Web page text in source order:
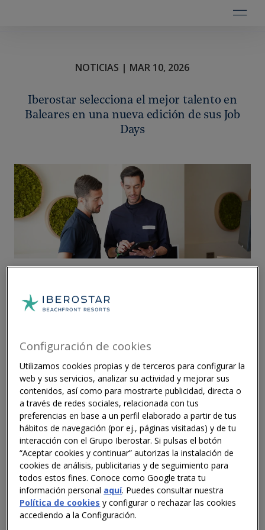
NOTICIAS | MAR 10, 2026
Iberostar selecciona el mejor talento en
Baleares en una nueva edición de sus Job
Days
España
3 MINUTOS DE LECTURA
La compañía organiza 13 jornadas de captación en
Mallorca e Ibiza para incorporar hasta 150
profesionales en los equipos de áreas clave como
cocina, bares y restaurantes, pisos, recepción y
servicios técnicos.
La iniciativa refuerza la apuesta de Iberostar por
el desarrollo profesional y el bienestar de las
personas bajo un modelo de turismo responsable.
Iberostar Hotels & Resorts reafirma su compromiso
Configuración de cookies
Utilizamos cookies propias y de terceros para configurar la
web y sus servicios, analizar su actividad y mejorar sus
contenidos, así como para mostrarte publicidad, directa o
a través de redes sociales, relacionada con tus
preferencias en base a un perfil elaborado a partir de tus
hábitos de navegación (por ej., páginas visitadas) y de tu
interacción con el Grupo Iberostar. Si pulsas el botón
“Aceptar cookies y continuar” autorizas la instalación de
cookies de análisis, publicitarias y de seguimiento para
todos estos fines. Conoce como Google trata tu
información personal aquí. Puedes consultar nuestra
Política de cookies y configurar o rechazar las cookies
accediendo a la Configuración.